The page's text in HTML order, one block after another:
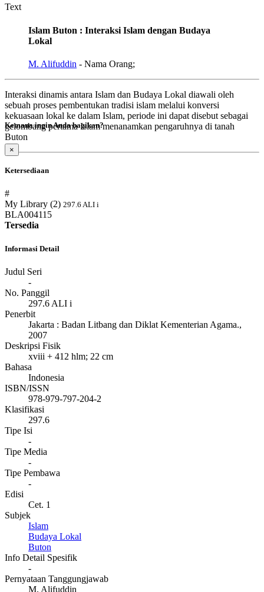
Text
Islam Buton : Interaksi Islam dengan Budaya
Lokal
M. Alifuddin - Nama Orang;
Interaksi dinamis antara Islam dan Budaya Lokal diawali oleh
sebuah proses pembentukan tradisi islam melalui konversi
kekuasaan lokal ke dalam Islam, periode ini dapat disebut sebagai
gelombang pertama Islam menanamkan pengaruhnya di tanah
Buton
Ketersediaan
#
My Library (2) 297.6 ALI i
BLA004115
Tersedia
Informasi Detail
Judul Seri
-
No. Panggil
297.6 ALI i
Penerbit
Jakarta : Badan Litbang dan Diklat Kementerian Agama.,
2007
Deskripsi Fisik
xviii + 412 hlm; 22 cm
Bahasa
Indonesia
ISBN/ISSN
978-979-797-204-2
Klasifikasi
297.6
Tipe Isi
-
Tipe Media
-
Tipe Pembawa
-
Edisi
Cet. 1
Subjek
Islam
Budaya Lokal
Buton
Info Detail Spesifik
-
Pernyataan Tanggungjawab
M. Alifuddin
Kemana ingin Anda bagikan?
×